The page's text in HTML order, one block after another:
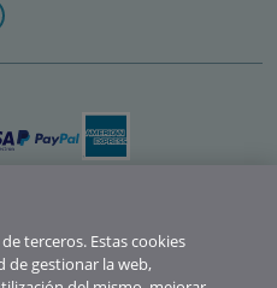
privacidad
terceros. Estas cookies
de gestionar la web,